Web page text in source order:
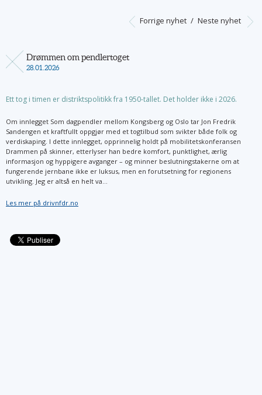
Neste nyhet
/
Forrige nyhet
Drømmen om pendlertoget
28.01.2026
Ett tog i timen er distriktspolitikk fra 1950-tallet. Det holder ikke i 2026.
Om innlegget Som dagpendler mellom Kongsberg og Oslo tar Jon Fredrik
Sandengen et kraftfullt oppgjør med et togtilbud som svikter både folk og
verdiskaping. I dette innlegget, opprinnelig holdt på mobilitetskonferansen
Drammen på skinner, etterlyser han bedre komfort, punktlighet, ærlig
informasjon og hyppigere avganger – og minner beslutningstakerne om at
fungerende jernbane ikke er luksus, men en forutsetning for regionens
utvikling. Jeg er altså en helt va...
Les mer på drivnfdr.no